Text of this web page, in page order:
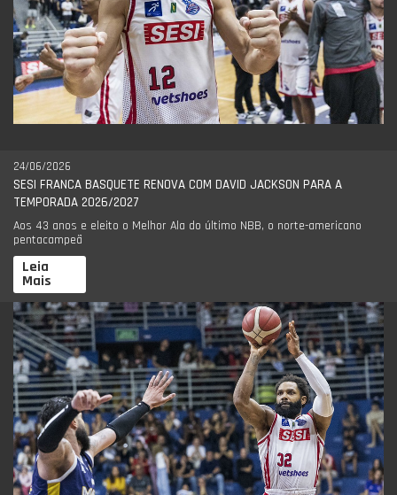
24/06/2026
SESI FRANCA BASQUETE RENOVA COM DAVID JACKSON PARA A
TEMPORADA 2026/2027
Aos 43 anos e eleito o Melhor Ala do último NBB, o norte-americano
pentacampeã
Leia
Mais